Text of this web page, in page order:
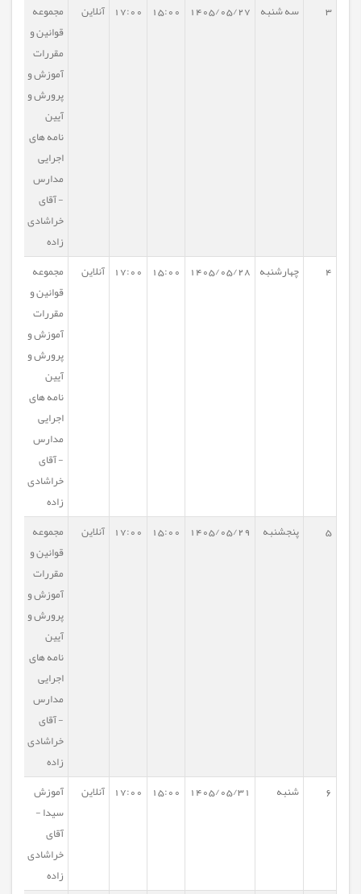
3
سه شنبه 1405/05/27
15:00
17:00 آنلاین
مجموعه
قوانین و
مقررات
آموزش و
پرورش و
آیین
نامه های
اجرایی
مدارس
- آقای
خراشادی
زاده
4
چهارشنبه 1405/05/28
15:00
17:00 آنلاین
مجموعه
قوانین و
مقررات
آموزش و
پرورش و
آیین
نامه های
اجرایی
مدارس
- آقای
خراشادی
زاده
5
پنجشنبه 1405/05/29
15:00
17:00 آنلاین
مجموعه
قوانین و
مقررات
آموزش و
پرورش و
آیین
نامه های
اجرایی
مدارس
- آقای
خراشادی
زاده
6
شنبه 1405/05/31
15:00
17:00 آنلاین
آموزش
سیدا -
آقای
خراشادی
زاده